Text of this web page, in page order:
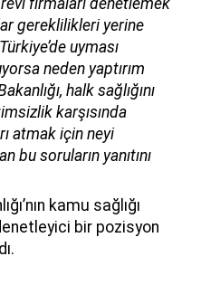
gereklilikleri yerine
uyması
neden yaptırım
halk sağlığını
karşısında
atmak için neyi
bu soruların yanıtını
kamu sağlığı
bir pozisyon